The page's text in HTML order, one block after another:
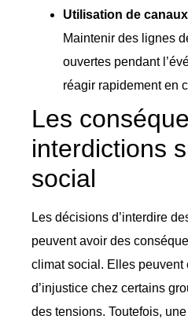
Utilisation de
Maintenir des lignes
ouvertes pendant
réagir rapidement en
Les
interdictions
social
Les décisions d’interdire
peuvent avoir des
climat social. Elles peuvent
d’injustice chez certains
des tensions. Toutefois,